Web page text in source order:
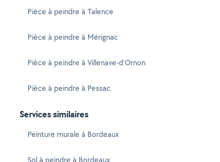
Pièce à peindre à Talence
Pièce à peindre à Mérignac
Pièce à peindre à Villenave-d'Ornon
Pièce à peindre à Pessac
Services similaires
Peinture murale à Bordeaux
Sol à peindre à Bordeaux